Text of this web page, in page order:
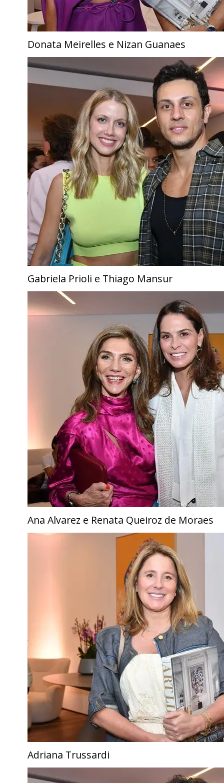
Donata Meirelles e Nizan Guanaes
Gabriela Prioli e Thiago Mansur
Ana Alvarez e Renata Queiroz de Moraes
Adriana Trussardi